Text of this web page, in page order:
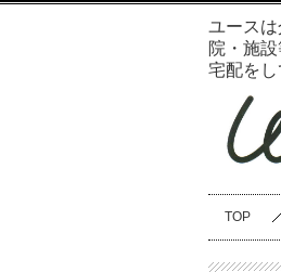
ユース
院・施
宅配をし
TOP